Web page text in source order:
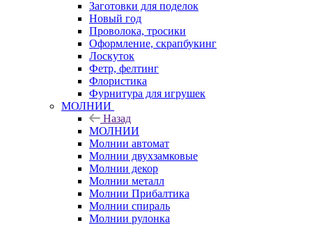
Заготовки для поделок
Новый год
Проволока, тросики
Оформление, скрапбукинг
Лоскуток
Фетр, фелтинг
Флористика
Фурнитура для игрушек
МОЛНИИ
Назад
МОЛНИИ
Молнии автомат
Молнии двухзамковые
Молнии декор
Молнии металл
Молнии Прибалтика
Молнии спираль
Молнии рулонка